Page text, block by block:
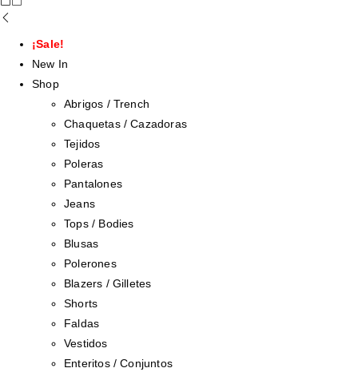
¡Sale!
New In
Shop
Abrigos / Trench
Chaquetas / Cazadoras
Tejidos
Poleras
Pantalones
Jeans
Tops / Bodies
Blusas
Polerones
Blazers / Gilletes
Shorts
Faldas
Vestidos
Enteritos / Conjuntos